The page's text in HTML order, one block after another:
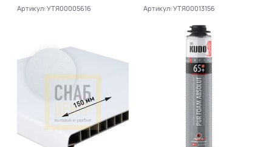
Артикул: УТЯ00005616 Артикул: УТЯ00013156